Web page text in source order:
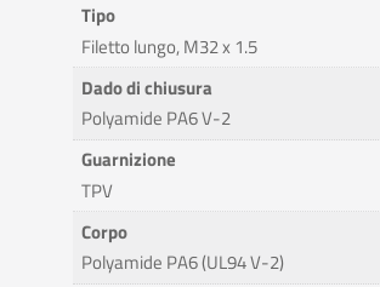
Tipo
Filetto lungo, M32 x 1.5
Dado di chiusura
Polyamide PA6 V-2
Guarnizione
TPV
Corpo
Polyamide PA6 (UL94 V-2)